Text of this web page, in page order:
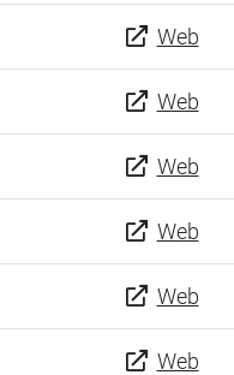
Web
Web
Web
Web
Web
Web